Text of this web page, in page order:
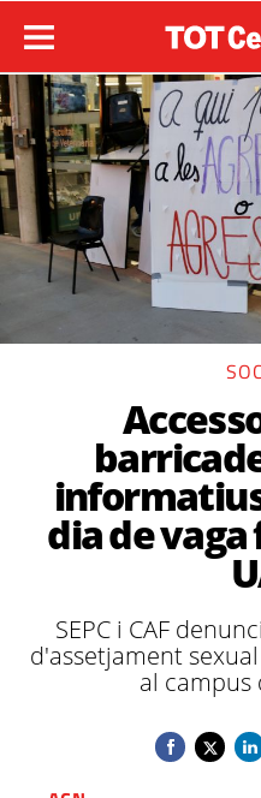
dia de
SEPC i CAF
d'assetjament
al campus